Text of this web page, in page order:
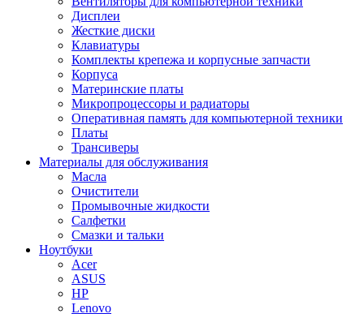
Дисплеи
Жесткие диски
Клавиатуры
Комплекты крепежа и корпусные запчасти
Корпуса
Материнские платы
Микропроцессоры и радиаторы
Оперативная память для компьютерной техники
Платы
Трансиверы
Материалы для обслуживания
Масла
Очистители
Промывочные жидкости
Салфетки
Смазки и тальки
Ноутбуки
Acer
ASUS
HP
Lenovo